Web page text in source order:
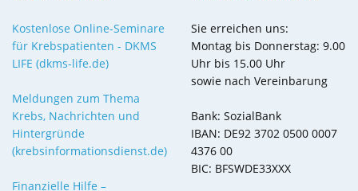
Kostenlose Online-Seminare
für Krebspatienten - DKMS
LIFE (dkms-life.de)
Meldungen zum Thema
Krebs, Nachrichten und
Hintergründe
(krebsinformationsdienst.de)
Finanzielle Hilfe –
Sie erreichen uns:
Montag bis Donnerstag: 9.00
Uhr bis 15.00 Uhr
sowie nach Vereinbarung
Bank: SozialBank
IBAN: DE92 3702 0500 0007
4376 00
BIC: BFSWDE33XXX